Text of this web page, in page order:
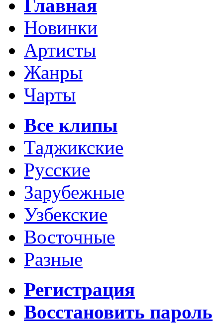
Главная
Новинки
Артисты
Жанры
Чарты
Все клипы
Таджикские
Русские
Зарубежные
Узбекские
Восточные
Разные
Регистрация
Восстановить пароль